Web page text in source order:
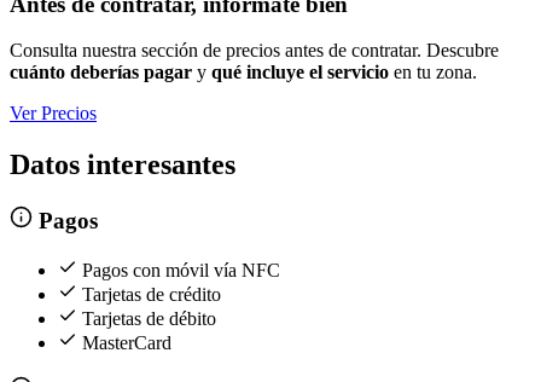
Consulta nuestra sección de precios antes de contratar. Descubre
cuánto deberías pagar y qué incluye el servicio en tu zona.
Ver Precios
Datos interesantes
Pagos
Pagos con móvil vía NFC
Tarjetas de crédito
Tarjetas de débito
MasterCard